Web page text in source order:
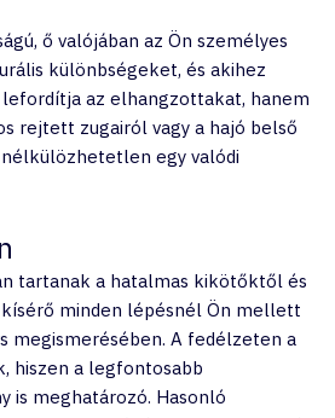
ő valójában az Ön személyes
különbségeket, és akihez
az elhangzottakat, hanem
rejtett zugairól vagy a hajó belső
egy valódi
tartanak a hatalmas kikötőktől és
minden lépésnél Ön mellett
megismerésében. A fedélzeten a
hiszen a legfontosabb
is meghatározó. Hasonló